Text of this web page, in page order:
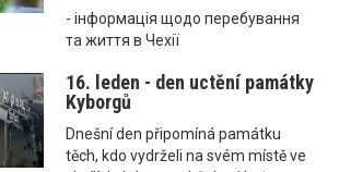
- інформація щодо перебування
та життя в Чехії
16. leden - den uctění památky
Kyborgů
Dnešní den připomíná památku
těch, kdo vydrželi na svém místě ve